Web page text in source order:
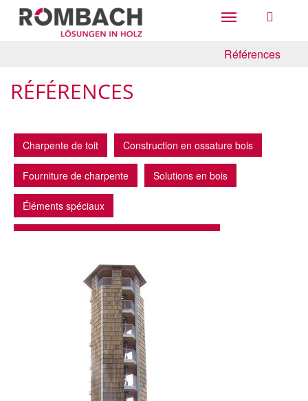
Toggle
navigation
Références
RÉFÉRENCES
Charpente de toit Construction en ossature bois
Fourniture de charpente Solutions en bois
Éléments spéciaux